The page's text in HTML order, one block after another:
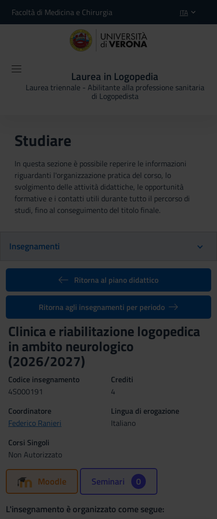
Facoltà di Medicina e Chirurgia ITA
Laurea in Logopedia
Laurea triennale - Abilitante alla professione sanitaria
di Logopedista
Studiare
In questa sezione è possibile reperire le informazioni
riguardanti l'organizzazione pratica del corso, lo
svolgimento delle attività didattiche, le opportunità
formative e i contatti utili durante tutto il percorso di
studi, fino al conseguimento del titolo finale.
Insegnamenti
Ritorna al piano didattico
Ritorna agli insegnamenti per periodo
Clinica e riabilitazione logopedica
in ambito neurologico
(2026/2027)
Codice insegnamento
4S000191
Crediti
4
Coordinatore
Federico Ranieri
Lingua di erogazione
Italiano
Corsi Singoli
Non Autorizzato
Moodle Seminari 0
L'insegnamento è organizzato come segue: